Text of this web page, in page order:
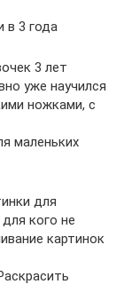
в 3 года
3 лет
уже научился
ножками, с
маленьких
для
кого не
картинок